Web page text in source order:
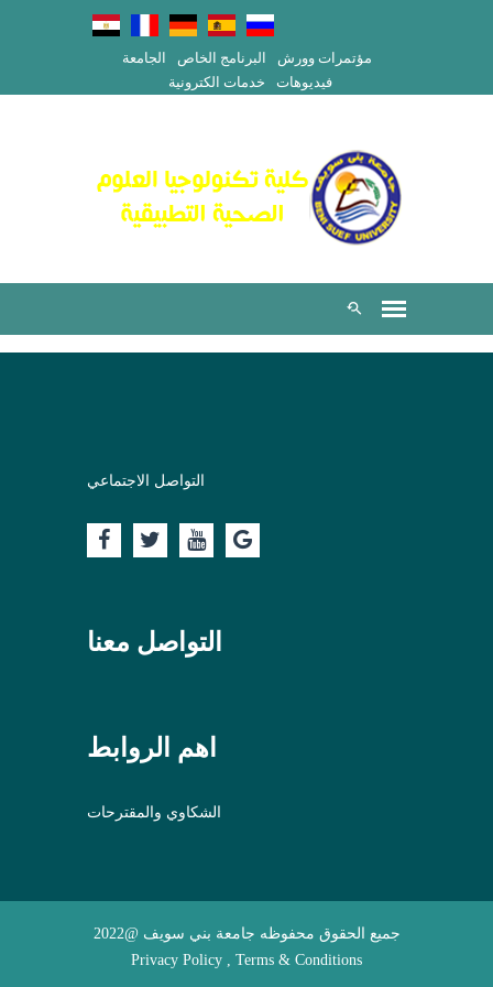
الجامعة البرنامج الخاص
مؤتمرات وورش
خدمات الكترونية
فيديوهات
التواصل الاجتماعي
التواصل معنا
اهم الروابط
الشكاوي والمقترحات
جميع الحقوق محفوظه جامعة بني سويف @2022
Privacy Policy , Terms & Conditions